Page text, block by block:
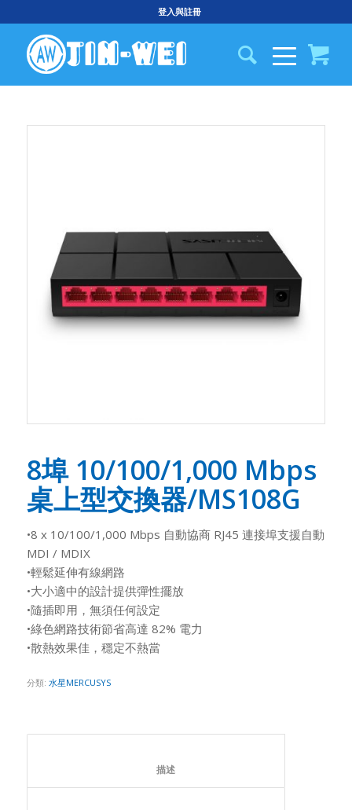
登入與註冊
8埠 10/100/1,000 Mbps
桌上型交換器/MS108G
•8 x 10/100/1,000 Mbps 自動協商 RJ45 連接埠支援自動
MDI / MDIX
•輕鬆延伸有線網路
•大小適中的設計提供彈性擺放
•隨插即用，無須任何設定
•綠色網路技術節省高達 82% 電力
•散熱效果佳，穩定不熱當
分類: 水星MERCUSYS
						描述